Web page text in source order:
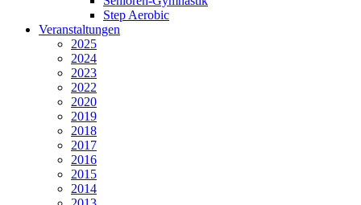
Step Aerobic
Veranstaltungen
2025
2024
2023
2022
2020
2019
2018
2017
2016
2015
2014